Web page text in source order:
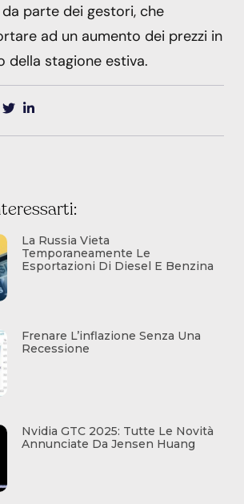
parte dei gestori, che
ad un aumento dei prezzi in
della stagione estiva.
La Russia Vieta
Temporaneamente Le
Esportazioni Di Diesel E Benzina
Frenare L’inflazione Senza Una
Recessione
Nvidia GTC 2025: Tutte Le Novità
Annunciate Da Jensen Huang